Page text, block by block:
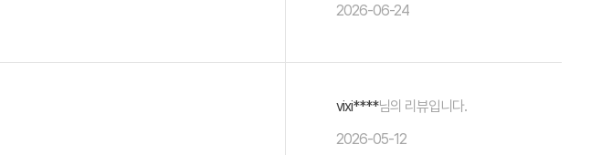
2026-06-24
vixi****님의 리뷰입니다.
2026-05-12